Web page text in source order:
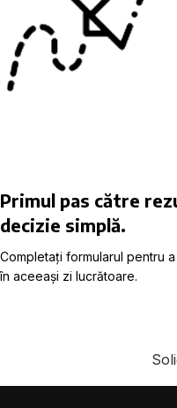
Primul pas către
decizie simplă.
Completați formularul pentru
în aceeași zi lucrătoare.